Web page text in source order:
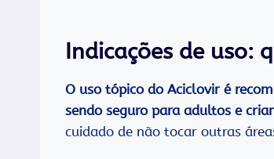
Indicações de uso:
O uso tópico do Aciclovir é
sendo seguro para adultos e
cuidado de não tocar outras